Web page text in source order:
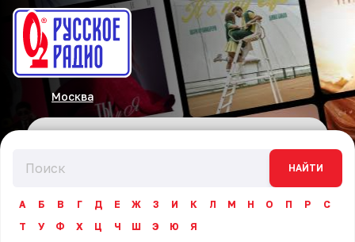
Москва
НАЙТИ
А Б В Г Д Е Ж З И К Л М Н О П Р
С
Т
У Ф Х Ц Ч Ш Э Ю
Я